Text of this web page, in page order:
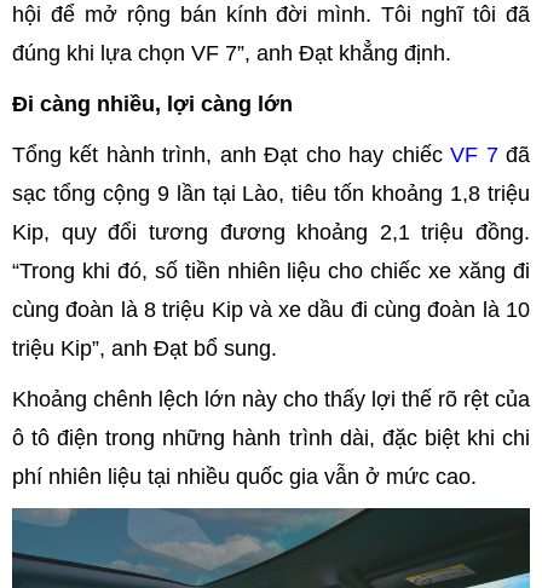
hội để mở rộng bán kính đời mình. Tôi nghĩ tôi đã
đúng khi lựa chọn VF 7”, anh Đạt khẳng định.
Đi càng nhiều, lợi càng lớn
Tổng kết hành trình, anh Đạt cho hay chiếcVF 7đã
sạc tổng cộng 9 lần tại Lào, tiêu tốn khoảng 1,8 triệu
Kip, quy đổi tương đương khoảng 2,1 triệu đồng.
“Trong khi đó, số tiền nhiên liệu cho chiếc xe xăng đi
cùng đoàn là 8 triệu Kip và xe dầu đi cùng đoàn là 10
triệu Kip”, anh Đạt bổ sung.
Khoảng chênh lệch lớn này cho thấy lợi thế rõ rệt của
ô tô điện trong những hành trình dài, đặc biệt khi chi
phí nhiên liệu tại nhiều quốc gia vẫn ở mức cao.